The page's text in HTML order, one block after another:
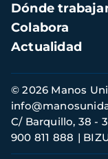
Dónde
Colabora
Actualidad
Información
de
contacto
© 2026 Manos
C/ Barquillo, 38 -
900 811 888